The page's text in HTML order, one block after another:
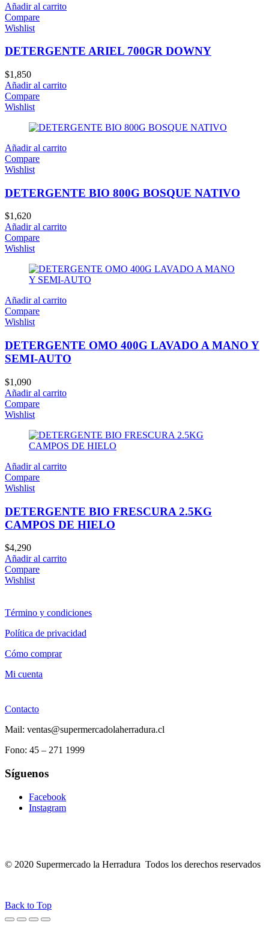
Añadir al carrito
Compare
Wishlist
DETERGENTE ARIEL 700GR DOWNY
$1,850
Añadir al carrito
Compare
Wishlist
Añadir al carrito
Compare
Wishlist
DETERGENTE BIO 800G BOSQUE NATIVO
$1,620
Añadir al carrito
Compare
Wishlist
Añadir al carrito
Compare
Wishlist
DETERGENTE OMO 400G LAVADO A MANO Y
SEMI-AUTO
$1,090
Añadir al carrito
Compare
Wishlist
Añadir al carrito
Compare
Wishlist
DETERGENTE BIO FRESCURA 2.5KG
CAMPOS DE HIELO
$4,290
Añadir al carrito
Compare
Wishlist
Término y condiciones
Política de privacidad
Cómo comprar
Mi cuenta
Contacto
Mail: ventas@supermercadolaherradura.cl
Fono: 45 – 271 1999
Síguenos
Facebook
Instagram
© 2020 Supermercado la Herradura Todos los derechos reservados
Back to Top